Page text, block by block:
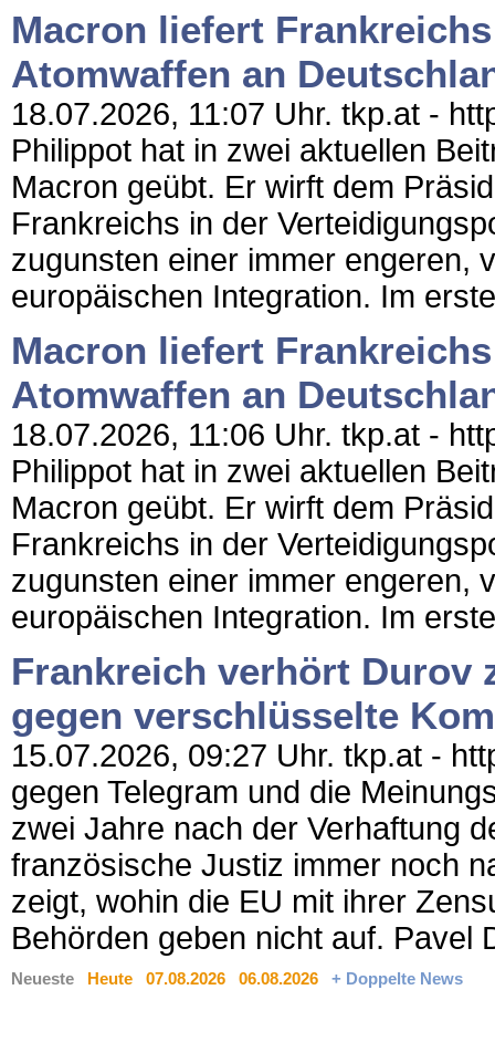
Macron liefert
Atomwaffen an
18.07.2026, 11:07 Uhr. tkp.at -
Philippot hat in zwei aktuellen
Macron geübt. Er wirft dem
Frankreichs in der
zugunsten einer immer engeren,
europäischen Integration. Im
Macron liefert
Atomwaffen an
18.07.2026, 11:06 Uhr. tkp.at -
Philippot hat in zwei aktuellen
Macron geübt. Er wirft dem
Frankreichs in der
zugunsten einer immer engeren,
europäischen Integration. Im
Frankreich verhört Durov
gegen verschlüsselte
15.07.2026, 09:27 Uhr. tkp.at -
gegen Telegram und die
zwei Jahre nach der Verhaftung
französische Justiz immer noch
zeigt, wohin die EU mit ihrer
Behörden geben nicht auf. Pavel
Neueste Heute 07.08.2026 06.08.2026 + Doppelte News